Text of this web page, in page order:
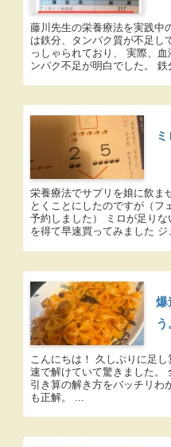
藤川先生の栄養療法を実践中
は鉄分、タンパク質が不足し
っしゃられており、 実際、
ンパク不足が明白でした。 鉄
栄養療法でサプリを娘に飲ま
とくことにしたのですが（フ
予約しました） ミロが足り
を得て早速買ってみました
爆
う
こんにちは！ 久しぶりに足
速で解けていて驚きました。
引き算の解き方をバッチリわ
も正解。 ...